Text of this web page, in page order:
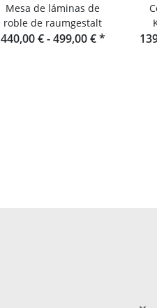
Mesa de láminas de
roble de raumgestalt
440,00 € -499,00 €*